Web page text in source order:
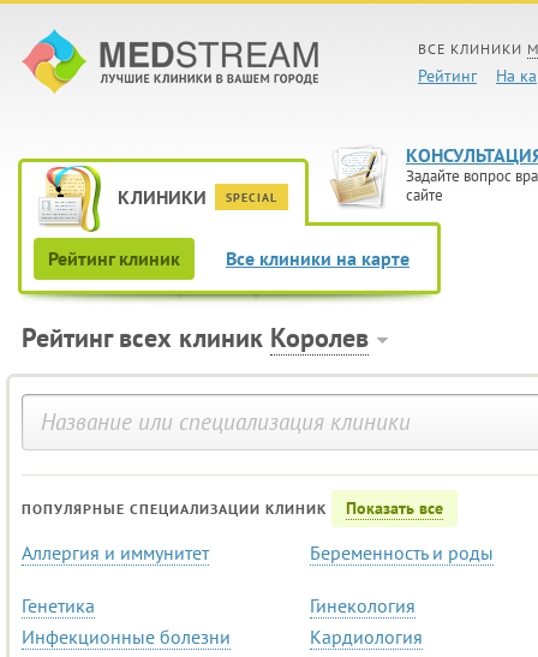
ВСЕ КЛИНИКИ
Рейтинг На
КЛИНИКИ SPECIAL
Задайте вопрос
сайте
Рейтинг клиник Все клиники на карте
Рейтинг всех клиник Королев
ПОПУЛЯРНЫЕ СПЕЦИАЛИЗАЦИИ КЛИНИК Показать все
Аллергия и иммунитет Беременность и роды
Генетика
Гинекология
Инфекционные болезни
Кардиология